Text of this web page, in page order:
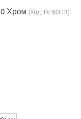
Хром (Код: DE60CR)